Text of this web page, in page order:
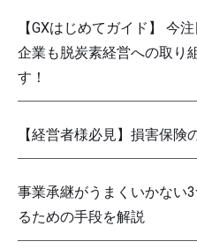
【GXはじめてガイド】 今
企業も脱炭素経営への取り
す！
【経営者様必見】損害保険
事業承継がうまくいかない
るための手段を解説